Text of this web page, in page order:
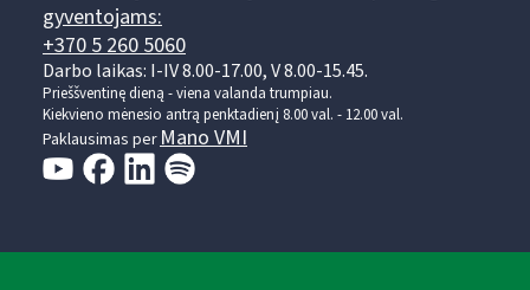
gyventojams:
+370 5 260 5060
Darbo laikas: I-IV 8.00-17.00, V 8.00-15.45.
Prieššventinę dieną - viena valanda trumpiau.
Kiekvieno mėnesio antrą penktadienį 8.00 val. - 12.00 val.
Paklausimas perMano VMI